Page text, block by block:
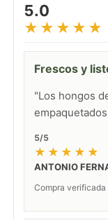
5.0
★★★★★
Frescos y
"Los hongos
5/5
★★★★★
ANTONIO
Compra verificada